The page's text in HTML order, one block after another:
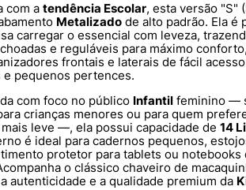
com a tendência Escolar, esta versão "S"
Metalizado de alto padrão. Ela é
carregar o essencial com leveza,
e reguláveis para máximo
frontais e laterais de fácil
e pequenos pertences.
com foco no público Infantil feminino —
crianças menores ou para quem
leve —, ela possui capacidade de 14
é ideal para cadernos pequenos,
protetor para tablets ou notebooks
o clássico chaveiro de
autenticidade e a qualidade premium da